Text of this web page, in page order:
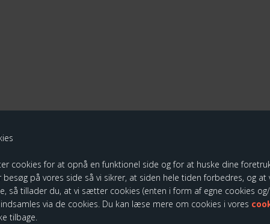
cookies for at opnå en funktionel side og for at huske dine
på vores side så vi sikrer, at siden hele tiden forbedres, og
så tillader du, at vi sætter cookies (enten i form af egne cookies
via de cookies. Du kan læse mere om cookies i vores
tilbage.
Porcelæn - Mickey
Disney